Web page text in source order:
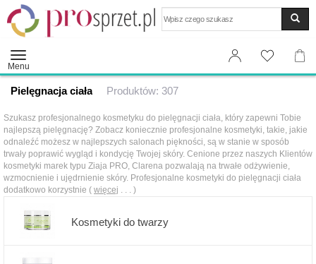
Menu
Pielęgnacja ciała Produktów: 307
Szukasz profesjonalnego kosmetyku do pielęgnacji ciała, który zapewni Tobie
najlepszą pielęgnację? Zobacz koniecznie profesjonalne kosmetyki, takie, jakie
odnaleźć możesz w najlepszych salonach piękności, są w stanie w sposób
trwały poprawić wygląd i kondycję Twojej skóry. Cenione przez naszych Klientów
kosmetyki marek typu Ziaja PRO, Clarena pozwalają na trwałe odżywienie,
wzmocnienie i ujędrnienie skóry. Profesjonalne kosmetyki do pielęgnacji ciała
dodatkowo korzystnie ( więcej . . . )
Kosmetyki do twarzy